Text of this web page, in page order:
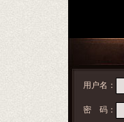
用户名：
密 码：